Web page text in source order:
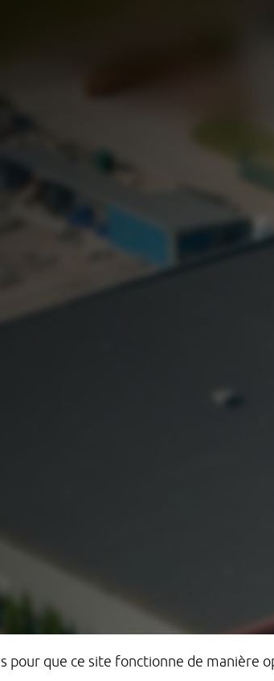
pour que ce site fonctionne de